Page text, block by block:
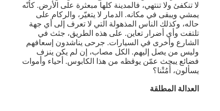
لا تنكفئ ولا تنتهي، فالمدينة كلها مبعثرة على الأرض. كأنّه
يمشي ويبقى في مكانه. الدمار لا يتغيّر، والركام على
حاله، وكذلك الناس المذهولة التي لا تعرف إلى أي جهة
تلتفت وأي أضرار تعاين. على هذه الطريق، جثث في
الشارع وأخرى في السيارات. جرحى يناشدون إسعافهم
وليس من يصل إليهم. الكل مصاب، إن لم يكن ينزف
فضائع يبحث عمّن يوقظه من هذا الكابوس. أحياء وأموات
يسألون، أَمُتْنا؟
العدالة المطلقة